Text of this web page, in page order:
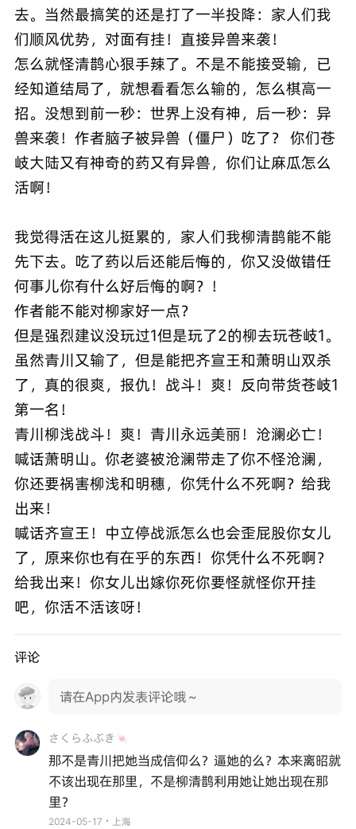
去。当然最搞笑的还是打了一半投降：家人们我
们顺风优势，对面有挂！直接异兽来袭！
怎么就怪清鹊心狠手辣了。不是不能接受输，已
经知道结局了，就想看看怎么输的，怎么棋高一
招。没想到前一秒：世界上没有神，后一秒：异
兽来袭！作者脑子被异兽（僵尸）吃了？ 你们苍
岐大陆又有神奇的药又有异兽，你们让麻瓜怎么
活啊！
我觉得活在这儿挺累的，家人们我柳清鹊能不能
先下去。吃了药以后还能后悔的，你又没做错任
何事儿你有什么好后悔的啊？！
作者能不能对柳家好一点？
但是强烈建议没玩过1但是玩了2的柳去玩苍岐1。
虽然青川又输了，但是能把齐宣王和萧明山双杀
了，真的很爽，报仇！战斗！爽！反向带货苍岐1
第一名！
青川柳浅战斗！爽！青川永远美丽！沧澜必亡！
喊话萧明山。你老婆被沧澜带走了你不怪沧澜，
你还要祸害柳浅和明穗，你凭什么不死啊？给我
出来！
喊话齐宣王！中立停战派怎么也会歪屁股你女儿
了，原来你也有在乎的东西！你凭什么不死啊？
给我出来！你女儿出嫁你死你要怪就怪你开挂
吧，你活不活该呀！
评论
请在App内发表评论哦～
さくらふぶき🍬
那不是青川把她当成信仰么？逼她的么？本来离昭就
不该出现在那里，不是柳清鹊利用她让她出现在那
里？
2024-05-17・上海